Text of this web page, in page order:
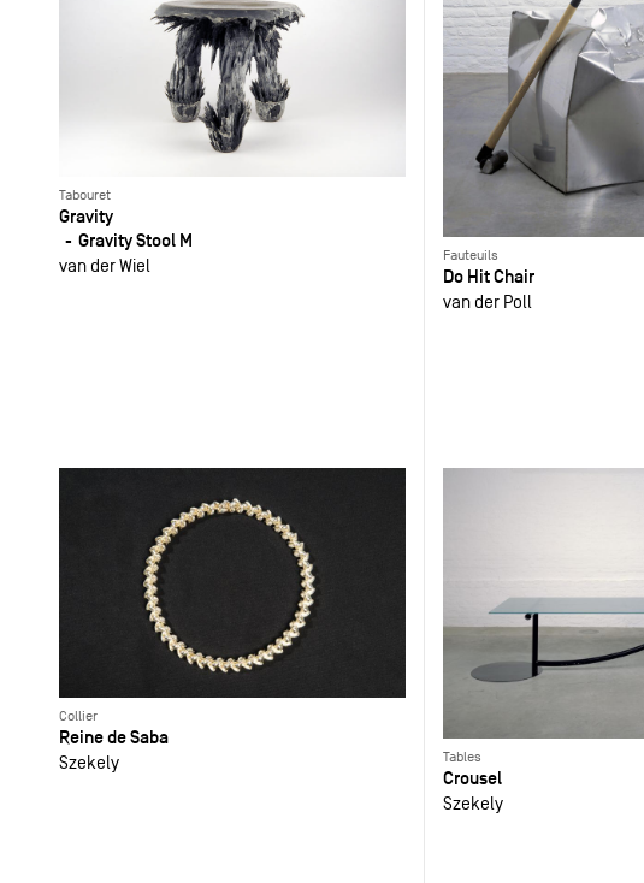
Tabouret
Gravity
Gravity Stool M
van der Wiel
Fauteuils
Do Hit Chair
van der Poll
Collier
Reine de Saba
Szekely Tables
Crousel
Szekely